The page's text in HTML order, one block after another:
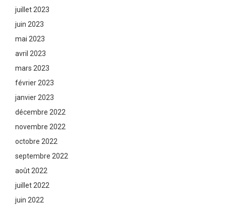
juillet 2023
juin 2023
mai 2023
avril 2023
mars 2023
février 2023
janvier 2023
décembre 2022
novembre 2022
octobre 2022
septembre 2022
août 2022
juillet 2022
juin 2022